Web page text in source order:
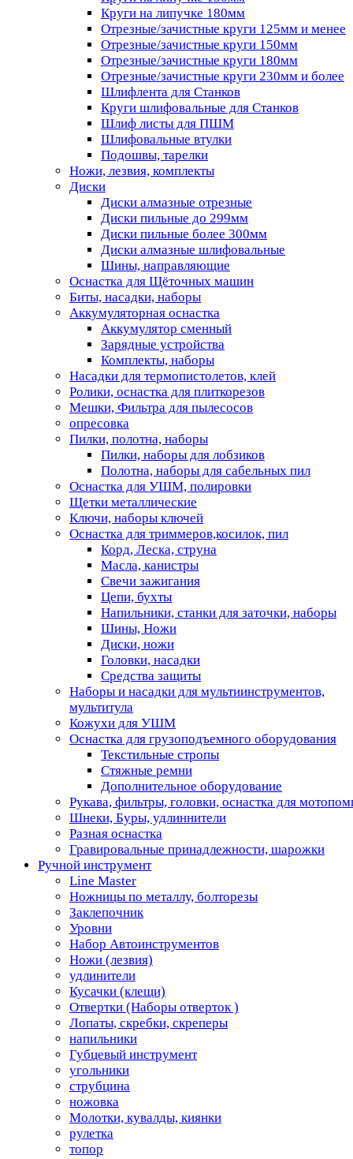
Круги на липучке 180мм
Отрезные/зачистные круги 125мм и менее
Отрезные/зачистные круги 150мм
Отрезные/зачистные круги 180мм
Отрезные/зачистные круги 230мм и более
Шлифлента для Станков
Круги шлифовальные для Станков
Шлиф листы для ПШМ
Шлифовальные втулки
Подошвы, тарелки
Ножи, лезвия, комплекты
Диски
Диски алмазные отрезные
Диски пильные до 299мм
Диски пильные более 300мм
Диски алмазные шлифовальные
Шины, направляющие
Оснастка для Щёточных машин
Биты, насадки, наборы
Аккумуляторная оснастка
Аккумулятор сменный
Зарядные устройства
Комплекты, наборы
Насадки для термопистолетов, клей
Ролики, оснастка для плиткорезов
Мешки, Фильтра для пылесосов
опресовка
Пилки, полотна, наборы
Пилки, наборы для лобзиков
Полотна, наборы для сабельных пил
Оснастка для УШМ, полировки
Щетки металлические
Ключи, наборы ключей
Оснастка для триммеров,косилок, пил
Корд, Леска, струна
Масла, канистры
Свечи зажигания
Цепи, бухты
Напильники, станки для заточки, наборы
Шины, Ножи
Диски, ножи
Головки, насадки
Средства защиты
Наборы и насадки для мультиинструментов,
мультитула
Кожухи для УШМ
Оснастка для грузоподъемного оборудования
Текстильные стропы
Стяжные ремни
Дополнительное оборудование
Рукава, фильтры, головки, оснастка для
Шнеки, Буры, удлиннители
Разная оснастка
Гравировальные принадлежности, шарожки
Ручной инструмент
Line Master
Ножницы по металлу, болторезы
Заклепочник
Уровни
Набор Автоинструментов
Ножи (лезвия)
удлинители
Кусачки (клещи)
Отвертки (Наборы отверток )
Лопаты, скребки, скреперы
напильники
Губцевый инструмент
угольники
струбцина
ножовка
Молотки, кувалды, киянки
рулетка
топор